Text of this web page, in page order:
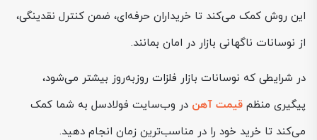
این روش کمک می‌کند تا خریداران حرفه‌ای، ضمن کنترل نقدینگی،
از نوسانات ناگهانی بازار در امان بمانند.
در شرایطی که نوسانات بازار فلزات روز‌به‌روز بیشتر می‌شود،
پیگیری منظم قیمت آهن در وب‌سایت فولادسل به شما کمک
می‌کند تا خرید خود را در مناسب‌ترین زمان انجام دهید.